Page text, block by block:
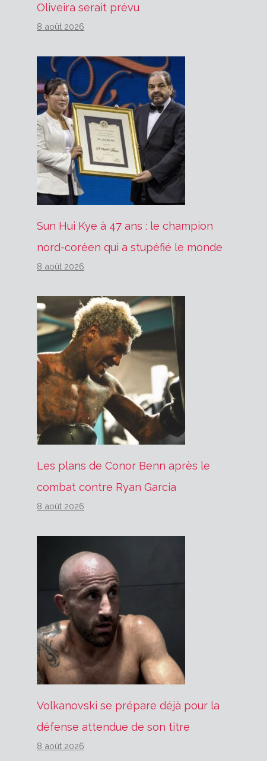
Oliveira serait prévu
8 août 2026
Sun Hui Kye à 47 ans : le champion
nord-coréen qui a stupéfié le monde
8 août 2026
Les plans de Conor Benn après le
combat contre Ryan Garcia
8 août 2026
Volkanovski se prépare déjà pour la
défense attendue de son titre
8 août 2026